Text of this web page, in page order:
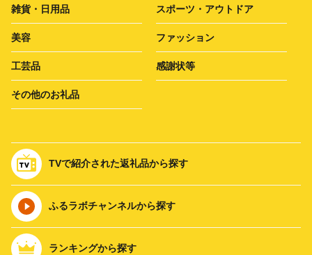
雑貨・日用品 スポーツ・アウトドア
美容 ファッション
工芸品 感謝状等
その他のお礼品
TVで紹介された返礼品から探す
ふるラボチャンネルから探す
ランキングから探す